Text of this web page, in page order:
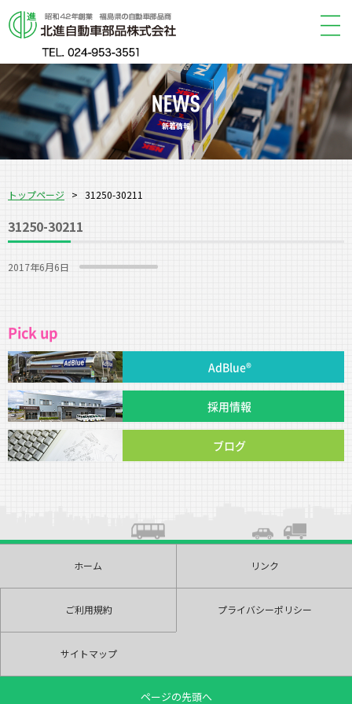
新着情報
トップページ > 31250-30211
31250-30211
2017年6月6日
Pick up
AdBlue®
採用情報
ブログ
ホーム リンク
ご利用規約 プライバシーポリシー
サイトマップ
ページの先頭へ